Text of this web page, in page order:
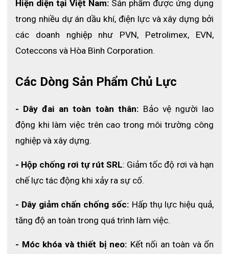
- Móc trực tiếp vào móc chữ D của đai an toàn toàn thân tăng
năng suất lao động và tính linh hoạt với khi di chuyển trên cao, ít
khác trên thị trường
Hiện diện tại Việt Nam: Sản phẩm được ứng dụng
trong nhiều dự án dầu khí, điện lực và xây dựng bởi
các doanh nghiệp như PVN, Petrolimex, EVN,
Coteccons và Hòa Bình Corporation.
Các Dòng Sản Phẩm Chủ Lực
- Dây đai an toàn toàn thân: Bảo vệ người lao
động khi làm việc trên cao trong môi trường công
nghiệp và xây dựng.
- Hộp chống rơi tự rút SRL: Giảm tốc độ rơi và hạn
chế lực tác động khi xảy ra sự cố.
- Dây giảm chấn chống sốc: Hấp thụ lực hiệu quả,
tăng độ an toàn trong quá trình làm việc.
- Móc khóa và thiết bị neo: Kết nối an toàn và ổn